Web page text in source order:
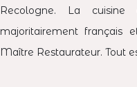
Recologne. La
majoritairement français
Maître Restaurateur. Tout